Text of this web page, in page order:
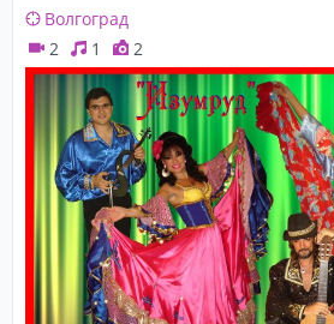
Волгоград
2
1 2